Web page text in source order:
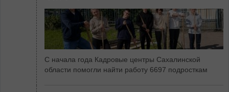
С начала года Кадровые центры Сахалинской
области помогли найти работу 6697 подросткам